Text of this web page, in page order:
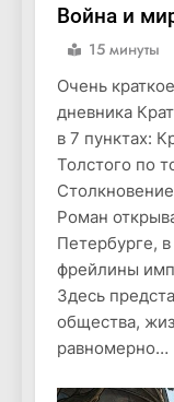
Война и
15 минуты
Очень
дневника
в 7 пунктах:
Толстого по
Роман
Петербурге,
фрейлины
Здесь
общества,
равномерно…